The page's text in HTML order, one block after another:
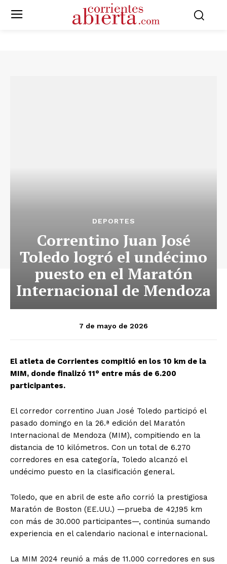
DEPORTES
Correntino Juan José
Toledo logró el undécimo
puesto en el Maratón
Internacional de Mendoza
7 de mayo de 2026
El atleta de Corrientes compitió en los 10 km de la
MIM, donde finalizó 11° entre más de 6.200
participantes.
El corredor correntino Juan José Toledo participó el
pasado domingo en la 26.ª edición del Maratón
Internacional de Mendoza (MIM), compitiendo en la
distancia de 10 kilómetros. Con un total de 6.270
corredores en esa categoría, Toledo alcanzó el
undécimo puesto en la clasificación general.
Toledo, que en abril de este año corrió la prestigiosa
Maratón de Boston (EE.UU.) —prueba de 42,195 km
con más de 30.000 participantes—, continúa sumando
experiencia en el calendario nacional e internacional.
La MIM 2024 reunió a más de 11.000 corredores en sus